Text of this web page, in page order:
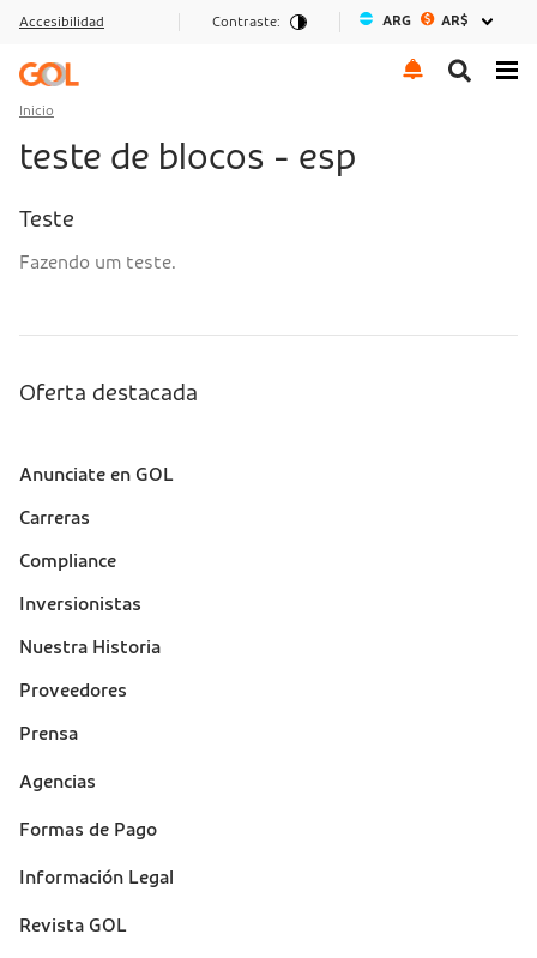
Ir al menu
Ir al contenido
Ir al pie de página
Accesibilidad Contraste: ARG AR$
Inicio
teste de blocos - esp
Teste
Fazendo um teste.
Oferta destacada
Sobre a Gol (footer)
Anunciate en GOL
Carreras
Compliance
Inversionistas
Nuestra Historia
Proveedores
Prensa
Suporte
Agencias
Formas de Pago
Información Legal
Revista GOL